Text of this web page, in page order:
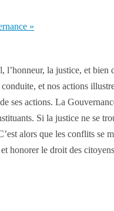
»
la justice, et
et nos actions
ses actions. La
Si la justice ne se
alors que les conflits se
honorer le droit des